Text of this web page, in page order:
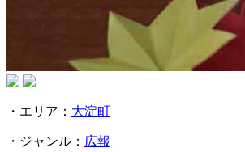
・エリア： 大淀町
・ジャンル： 広報